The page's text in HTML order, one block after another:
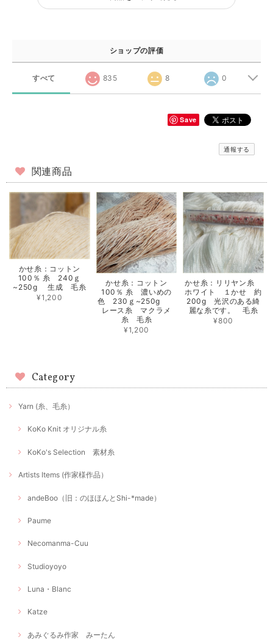
ショップの評価
すべて 835 8 0
Save
通報する
関連商品
かせ糸：コットン
100％ 糸 240ｇ
~250g 生成 毛糸
¥1,200
かせ糸：コットン
100％ 糸 濃いめの
色 230ｇ~250g
レース糸 マクラメ
糸 毛糸
¥1,200
かせ糸：リリヤン糸
ホワイト １かせ 約
200g 光沢のある綺
麗な糸です。 毛糸
¥800
Category
Yarn (糸、毛糸）
KoKo Knit オリジナル糸
KoKo's Selection 素材糸
Artists Items (作家様作品）
andeBoo（旧：のほほんとShi-*made）
Paume
Necomanma-Cuu
Studioyoyo
Luna・Blanc
Katze
あみぐるみ作家 みーたん